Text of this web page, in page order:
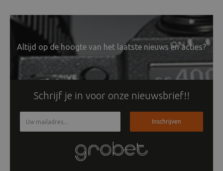
Altijd op de hoogte van het laatste nieuws en acties?
Schrijf je in voor onze nieuwsbrief!!
Inschrijven